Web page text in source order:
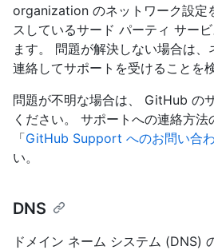
organization のネットワーク設定
スしているサード パーティ サー
ます。 問題が解決しない場合は、
連絡してサポートを受けることを
問題が不明な場合は、 GitHub の
ください。 サポートへの連絡方法
「GitHub Support へのお問い合
い。
DNS
ドメイン ネーム システム (DNS)